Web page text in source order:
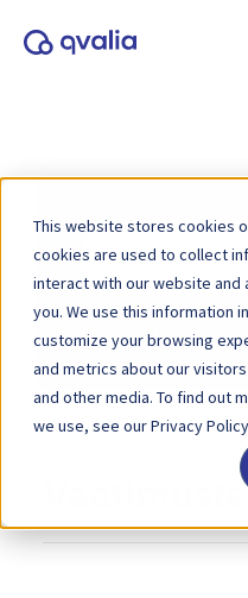
This website stores cookies
cookies are used to collect
interact with our website and
you. We use this information
customize your browsing
and metrics about our
and other media. To find out
we use, see our Privacy
Hae
Etusivu